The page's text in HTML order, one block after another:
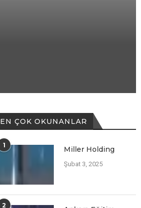
EN ÇOK OKUNANLAR
1 Miller Holding
Şubat 3, 2025
2